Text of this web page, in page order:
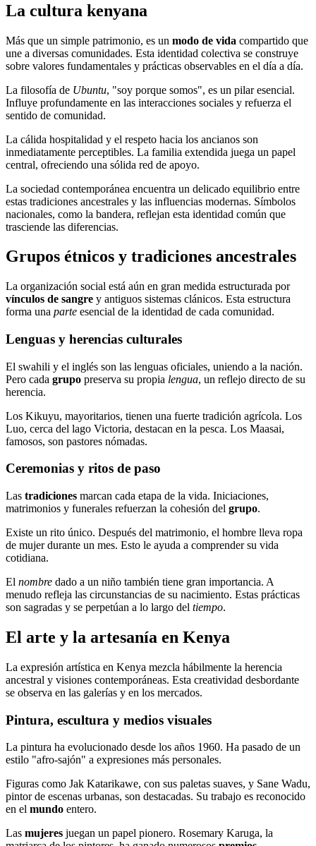
La cultura kenyana
Más que un simple patrimonio, es un modo de vida compartido que
une a diversas comunidades. Esta identidad colectiva se construye
sobre valores fundamentales y prácticas observables en el día a día.
La filosofía de Ubuntu, "soy porque somos", es un pilar esencial.
Influye profundamente en las interacciones sociales y refuerza el
sentido de comunidad.
La cálida hospitalidad y el respeto hacia los ancianos son
inmediatamente perceptibles. La familia extendida juega un papel
central, ofreciendo una sólida red de apoyo.
La sociedad contemporánea encuentra un delicado equilibrio entre
estas tradiciones ancestrales y las influencias modernas. Símbolos
nacionales, como la bandera, reflejan esta identidad común que
trasciende las diferencias.
Grupos étnicos y tradiciones ancestrales
La organización social está aún en gran medida estructurada por
vínculos de sangre y antiguos sistemas clánicos. Esta estructura
forma una parte esencial de la identidad de cada comunidad.
Lenguas y herencias culturales
El swahili y el inglés son las lenguas oficiales, uniendo a la nación.
Pero cada grupo preserva su propia lengua, un reflejo directo de su
herencia.
Los Kikuyu, mayoritarios, tienen una fuerte tradición agrícola. Los
Luo, cerca del lago Victoria, destacan en la pesca. Los Maasai,
famosos, son pastores nómadas.
Ceremonias y ritos de paso
Las tradiciones marcan cada etapa de la vida. Iniciaciones,
matrimonios y funerales refuerzan la cohesión del grupo.
Existe un rito único. Después del matrimonio, el hombre lleva ropa
de mujer durante un mes. Esto le ayuda a comprender su vida
cotidiana.
El nombre dado a un niño también tiene gran importancia. A
menudo refleja las circunstancias de su nacimiento. Estas prácticas
son sagradas y se perpetúan a lo largo del tiempo.
El arte y la artesanía en Kenya
La expresión artística en Kenya mezcla hábilmente la herencia
ancestral y visiones contemporáneas. Esta creatividad desbordante
se observa en las galerías y en los mercados.
Pintura, escultura y medios visuales
La pintura ha evolucionado desde los años 1960. Ha pasado de un
estilo "afro-sajón" a expresiones más personales.
Figuras como Jak Katarikawe, con sus paletas suaves, y Sane Wadu,
pintor de escenas urbanas, son destacadas. Su trabajo es reconocido
en el mundo entero.
Las mujeres juegan un papel pionero. Rosemary Karuga, la